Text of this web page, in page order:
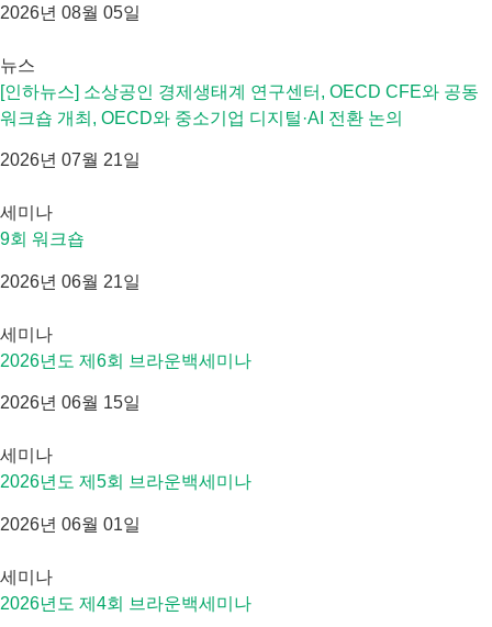
2026년 08월 05일
뉴스
[인하뉴스] 소상공인 경제생태계 연구센터, OECD CFE와 공동
워크숍 개최, OECD와 중소기업 디지털·AI 전환 논의
2026년 07월 21일
세미나
9회 워크숍
2026년 06월 21일
세미나
2026년도 제6회 브라운백세미나
2026년 06월 15일
세미나
2026년도 제5회 브라운백세미나
2026년 06월 01일
세미나
2026년도 제4회 브라운백세미나